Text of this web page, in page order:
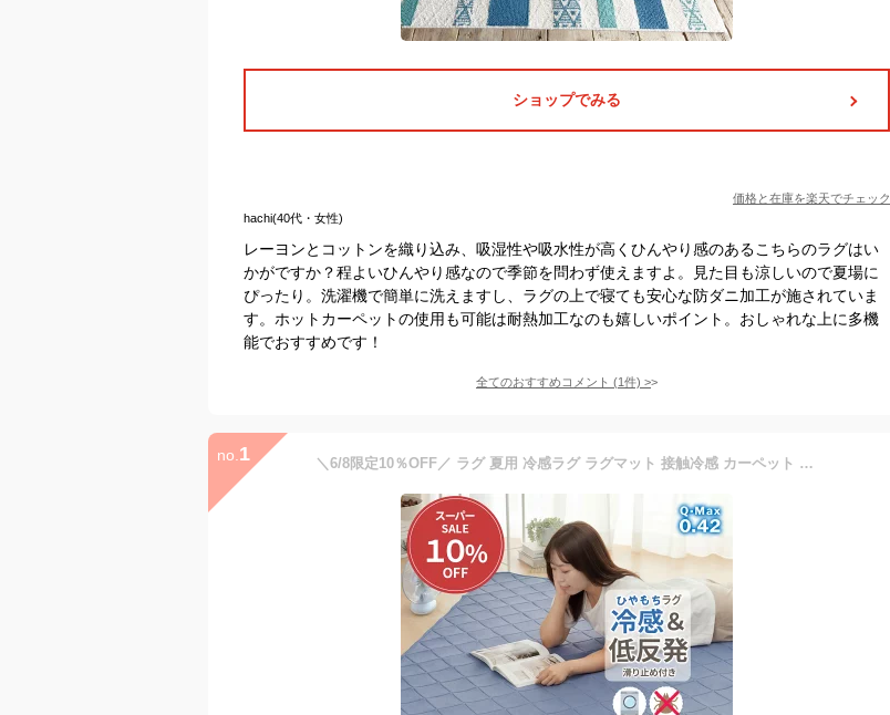
ショップでみる
価格と在庫を楽天でチェック
hachi(40代・女性)
レーヨンとコットンを織り込み、吸湿性や吸水性が高くひんやり感のあるこちらのラグはい
かがですか？程よいひんやり感なので季節を問わず使えますよ。見た目も涼しいので夏場に
ぴったり。洗濯機で簡単に洗えますし、ラグの上で寝ても安心な防ダニ加工が施されていま
す。ホットカーペットの使用も可能は耐熱加工なのも嬉しいポイント。おしゃれな上に多機
能でおすすめです！
全てのおすすめコメント (1件) >
no. 1 ＼6/8限定10％OFF／ ラグ 夏用 冷感ラグ ラグマット 接触冷感 カーペット ひんやり ひんやりラグ もちもち 低反発 ウレタン 滑り止め付き 吸湿速乾 滑りにくい 夏 無地 シンプル グレー ベージュ ストライプ 130×185 185×185 190×240 1.5畳 2畳 3畳